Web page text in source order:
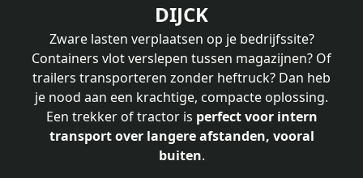
DIJCK
Zware lasten verplaatsen op je bedrijfssite?
Containers vlot verslepen tussen magazijnen? Of
trailers transporteren zonder heftruck? Dan heb
je nood aan een krachtige, compacte oplossing.
Een trekker of tractor is perfect voor intern
transport over langere afstanden, vooral
buiten.